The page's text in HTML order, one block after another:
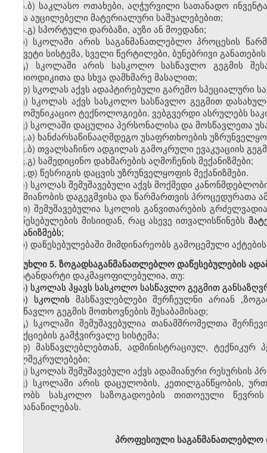
ა.ბ) საკლასო ოთახები, აღჭურვილი სათანადო
სხვა აუცილებელი მატერიალური საშუალებებით;
ა.გ) სპორტული დარბაზი, აუზი ან მოედანი;
ბ) სკოლაში არის საგანმანათლებლო პროცესის
უწყვეტი სისტემა, სველი წერტილები, ბუნებრივი
გ)
სკოლაში არის სასკოლო სასწავლო გეგმის
პერიოდიკითა და სხვა დამხმარე მასალით;
დ) სკოლას აქვს ადაპტირებული გარემო სპეციალური
ე) სკოლას აქვს სასკოლო სასწავლო გეგმით
საკომუნიკაციო ტექნოლოგიები. ვებგვერდი ასრულებს
ვ) სკოლაში დაცულია პერსონალისა და მოსწავლეთა
ვ.ა) ხანძარსაწინააღმდეგო უსაფრთხოების
ვ.ბ) თვალსაჩინო ადგილას გამოკრული ევაკუაციის
ვ.გ) სამედიცინო დახმარების აღმოჩენის მექანიზმები;
ვ.დ) წესრიგის დაცვის უზრუნველყოფის მექანიზმები.
ზ) სკოლას შემუშავებული აქვს მოქმედი
საქმიანობის დაგეგმვისა და წარმართვის პროცედურათა
თ) შემუშავებულია სკოლის განვითარების
დაწესებულების მისიიდან, რაც ასევე ითვალისწინებს
მექანიზმებს;
ი) დაწესებულებაში მიმდინარეობს გამოცემული
მუხლი5. ზოგადსაგანმანათლებლო დაწესებულების
სტანდარტი დაკმაყოფილებულია, თუ:
ა) სკოლას ჰყავს სასკოლო სასწავლო გეგმით
ბ) სკოლის მასწავლებლები შერჩეულნი არიან
სასწავლო გეგმის მოთხოვნების შესაბამისად;
გ) სკოლაში შემუშავებულია თანამშრომელთა
სანქციების გამჭვირვალე სისტემა;
დ) მასწავლებლებთან, ადმინისტრაციულ,
ხელშეკრულებები;
ე) სკოლას შემუშავებული აქვს ადამიანური რესურსის
ვ) სკოლაში არის დაცულობის, კეთილგანწყობის,
უწყობს სასკოლო საზოგადოების თითოეული წევრის
გადანაწილებას.
პროფესიული საგანმანათლებლო